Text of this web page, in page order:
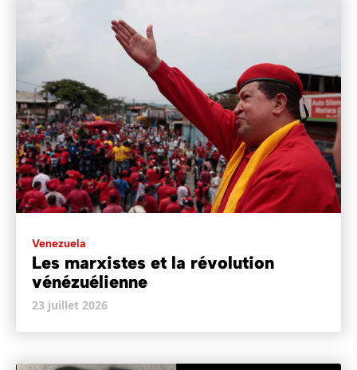
Venezuela
Les marxistes et la révolution
vénézuélienne
23 juillet 2026